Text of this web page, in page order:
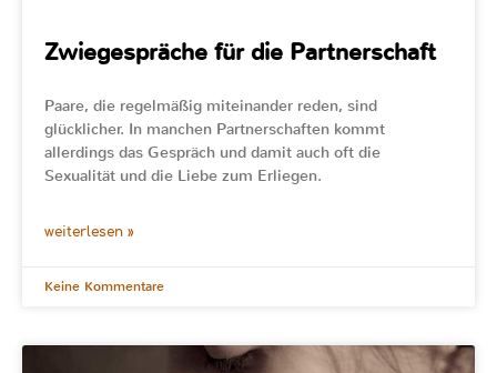
Zwiegespräche für die Partnerschaft
Paare, die regelmäßig miteinander reden, sind
glücklicher. In manchen Partnerschaften kommt
allerdings das Gespräch und damit auch oft die
Sexualität und die Liebe zum Erliegen.
weiterlesen »
Keine Kommentare